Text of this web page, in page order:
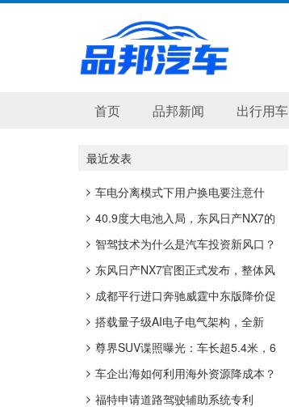
首页 品邦新闻 出行用车
最近发表
车电分离模式下用户换电要注意什
么？40.9度大电池入局，东风日产NX7的
插混底盘逻辑
智驾技术为什么是汽车投资新风口？
东风日产NX7官图正式发布，整体风
格更偏运动
成都平行进口奔驰威霆中东版降价促
销 购车最高优惠6万
搭载量子级AI电子电气架构，全新
smart精灵1号启用“超强大脑”
尊界SUV谍照曝光：车长超5.4米，6
激光雷达，4/6/7座布局
车企出海如何利用海外资源降成本？
福特申请道路驾驶辅助系统专利